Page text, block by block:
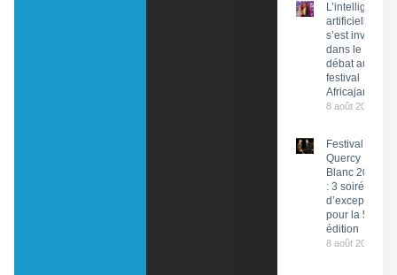
L’intelligence
artificielle
s’est invitée
dans le
débat au
festival
Africajarc
8 août 2026
Festival du
Quercy
Blanc 2026
: 3 soirées
d’exception
pour la 58e
édition
8 août 2026